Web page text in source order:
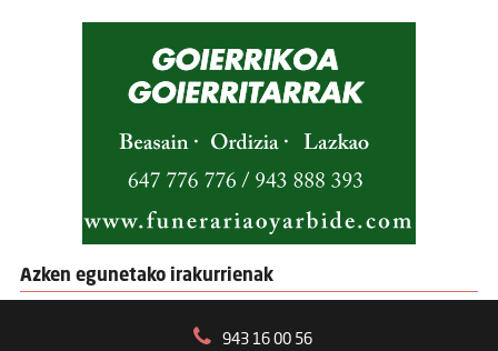
Azken egunetako irakurrienak
943 16 00 56